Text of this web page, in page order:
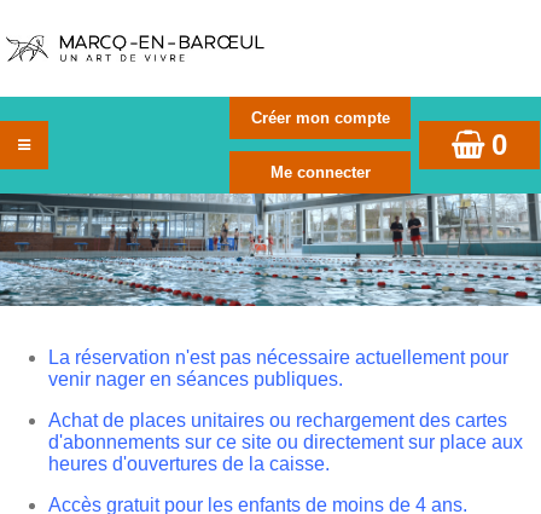
0
La réservation n'est pas nécessaire actuellement pour
venir nager en séances publiques.
Achat de places unitaires ou rechargement des cartes
d'abonnements sur ce site ou directement sur place aux
heures d'ouvertures de la caisse.
Accès gratuit pour les enfants de moins de 4 ans.